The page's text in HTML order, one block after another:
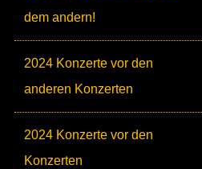
dem andern!
2024 Konzerte vor den
anderen Konzerten
2024 Konzerte vor den
Konzerten